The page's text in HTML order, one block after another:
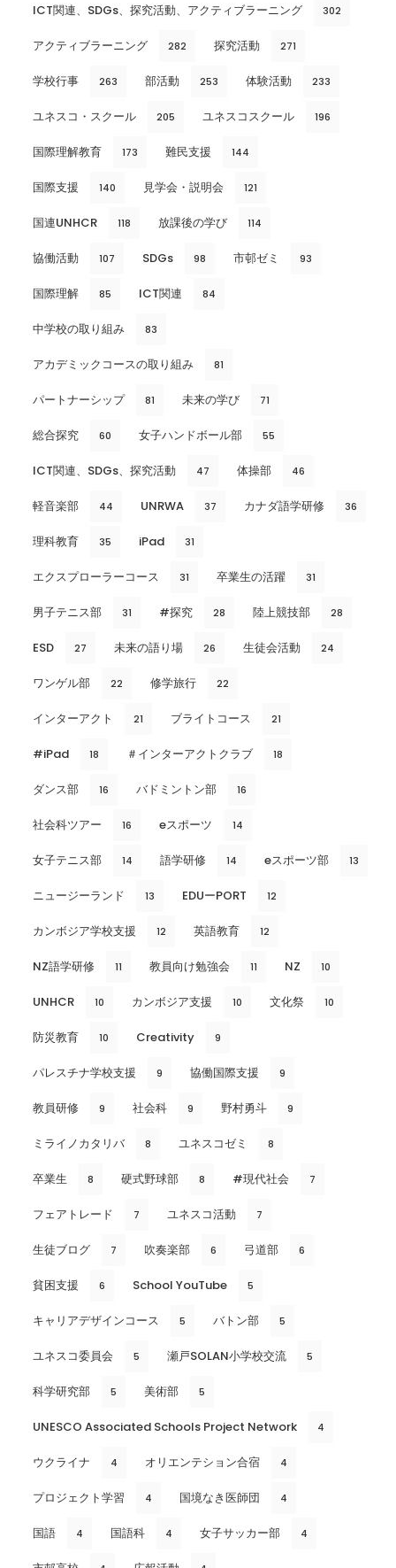
ICT関連、SDGs、探究活動、アクティブラーニング 302
アクティブラーニング 282 探究活動 271
学校行事 263 部活動 253 体験活動 233
ユネスコ・スクール 205 ユネスコスクール 196
国際理解教育 173 難民支援 144
国際支援 140 見学会・説明会 121
国連UNHCR 118 放課後の学び 114
協働活動 107 SDGs 98 市邨ゼミ 93
国際理解 85 ICT関連 84
中学校の取り組み 83
アカデミックコースの取り組み 81
パートナーシップ 81 未来の学び 71
総合探究 60 女子ハンドボール部 55
ICT関連、SDGs、探究活動 47 体操部 46
軽音楽部 44 UNRWA 37 カナダ語学研修 36
理科教育 35 iPad 31
エクスプローラーコース 31 卒業生の活躍 31
男子テニス部 31 #探究 28 陸上競技部 28
ESD 27 未来の語り場 26 生徒会活動 24
ワンゲル部 22 修学旅行 22
インターアクト 21 ブライトコース 21
#iPad 18 ＃インターアクトクラブ 18
ダンス部 16 バドミントン部 16
社会科ツアー 16 eスポーツ 14
女子テニス部 14 語学研修 14 eスポーツ部 13
ニュージーランド 13 EDUーPORT 12
カンボジア学校支援 12 英語教育 12
NZ語学研修 11 教員向け勉強会 11 NZ 10
UNHCR 10 カンボジア支援 10 文化祭 10
防災教育 10 Creativity 9
パレスチナ学校支援 9 協働国際支援 9
教員研修 9 社会科 9 野村勇斗 9
ミライノカタリバ 8 ユネスコゼミ 8
卒業生 8 硬式野球部 8 #現代社会 7
フェアトレード 7 ユネスコ活動 7
生徒ブログ 7 吹奏楽部 6 弓道部 6
貧困支援 6 School YouTube 5
キャリアデザインコース 5 バトン部 5
ユネスコ委員会 5 瀬戸SOLAN小学校交流 5
科学研究部 5 美術部 5
UNESCO Associated Schools Project Network 4
ウクライナ 4 オリエンテション合宿 4
プロジェクト学習 4 国境なき医師団 4
国語 4 国語科 4 女子サッカー部 4